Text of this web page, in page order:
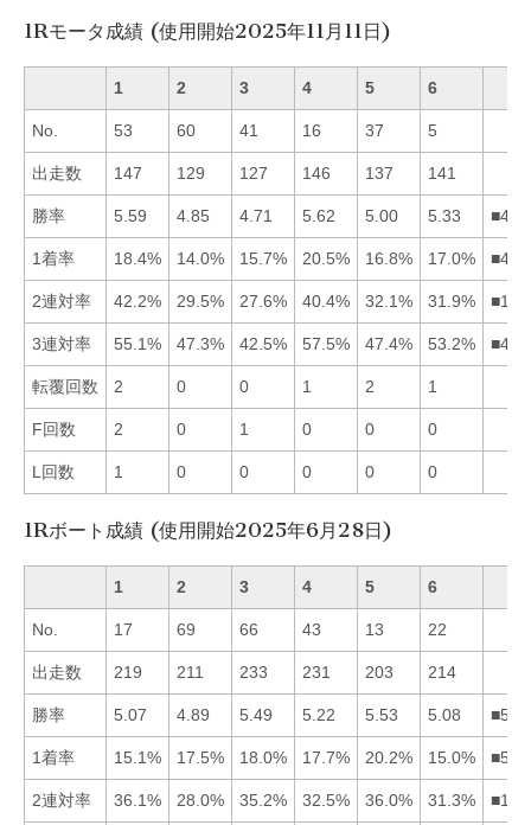
1Rモータ成績 (使用開始2025年11月11日)
1 2 3 4 5 6
No. 53 60 41 16 37 5
出走数 147 129 127 146 137 141
勝率 5.59 4.85 4.71 5.62 5.00 5.33
1着率 18.4% 14.0% 15.7% 20.5% 16.8% 17.0%
2連対率 42.2% 29.5% 27.6% 40.4% 32.1% 31.9%
3連対率 55.1% 47.3% 42.5% 57.5% 47.4% 53.2%
転覆回数 2 0 0 1 2 1
F回数 2 0 1 0 0 0
L回数 1 0 0 0 0 0
1Rボート成績 (使用開始2025年6月28日)
1 2 3 4 5 6
No. 17 69 66 43 13 22
出走数 219 211 233 231 203 214
勝率 5.07 4.89 5.49 5.22 5.53 5.08
1着率 15.1% 17.5% 18.0% 17.7% 20.2% 15.0%
2連対率 36.1% 28.0% 35.2% 32.5% 36.0% 31.3%